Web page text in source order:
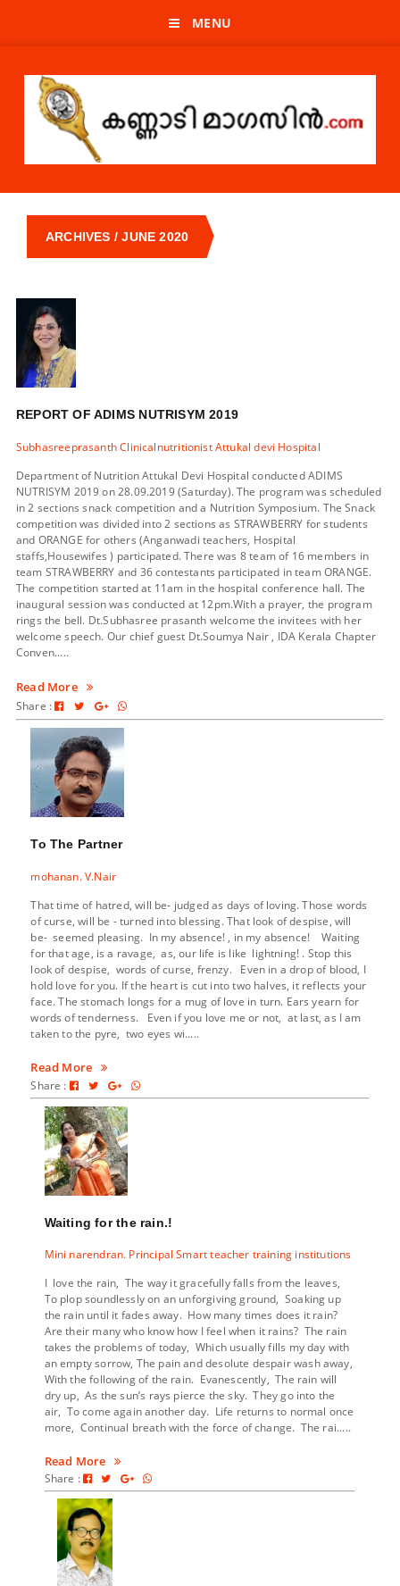
MENU
ARCHIVES / JUNE 2020
REPORT OF ADIMS NUTRISYM 2019
Subhasreeprasanth Clinicalnutritionist Attukal devi Hospital
Department of Nutrition Attukal Devi Hospital conducted ADIMS
NUTRISYM 2019 on 28.09.2019 (Saturday). The program was scheduled
in 2 sections snack competition and a Nutrition Symposium. The Snack
competition was divided into 2 sections as STRAWBERRY for students
and ORANGE for others (Anganwadi teachers, Hospital
staffs,Housewifes ) participated. There was 8 team of 16 members in
team STRAWBERRY and 36 contestants participated in team ORANGE.
The competition started at 11am in the hospital conference hall. The
inaugural session was conducted at 12pm.With a prayer, the program
rings the bell. Dt.Subhasree prasanth welcome the invitees with her
welcome speech. Our chief guest Dt.Soumya Nair , IDA Kerala Chapter
Conven.....
Read More
Share :
To The Partner
mohanan. V.Nair
That time of hatred, will be- judged as days of loving. Those words
of curse, will be - turned into blessing. That look of despise, will
be- seemed pleasing. In my absence! , in my absence! Waiting
for that age, is a ravage, as, our life is like lightning! . Stop this
look of despise, words of curse, frenzy. Even in a drop of blood, I
hold love for you. If the heart is cut into two halves, it reflects your
face. The stomach longs for a mug of love in turn. Ears yearn for
words of tenderness. Even if you love me or not, at last, as I am
taken to the pyre, two eyes wi.....
Read More
Share :
Waiting for the rain.!
Mini narendran. Principal Smart teacher training institutions
I love the rain, The way it gracefully falls from the leaves,
To plop soundlessly on an unforgiving ground, Soaking up
the rain until it fades away. How many times does it rain?
Are their many who know how I feel when it rains? The rain
takes the problems of today, Which usually fills my day with
an empty sorrow, The pain and desolute despair wash away,
With the following of the rain. Evanescently, The rain will
dry up, As the sun’s rays pierce the sky. They go into the
air, To come again another day. Life returns to normal once
more, Continual breath with the force of change. The rai.....
Read More
Share :